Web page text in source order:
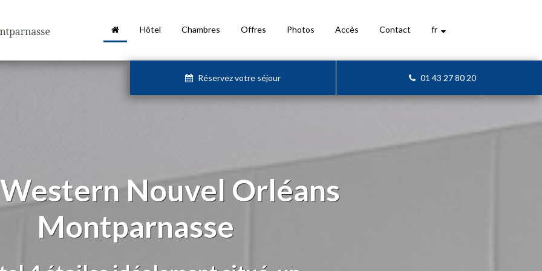
Hôtel Chambres Offres Photos Accès Contact fr
01 43 27 80 20
Réservez votre séjour
Nouvel Orléans
Montparnasse